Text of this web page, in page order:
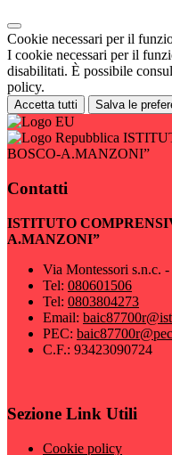
Cookie necessari per il
I cookie necessari per il
disabilitati. È possibile
policy.
Accetta tutti Salva le
BOSCO-A.MANZONI”
Contatti
ISTITUTO
A.MANZONI”
Via Montessori s.n.c.
Tel: 080601506
Tel: 0803804273
Email:
PEC:
C.F.: 93423090724
Sezione Link Utili
Cookie policy